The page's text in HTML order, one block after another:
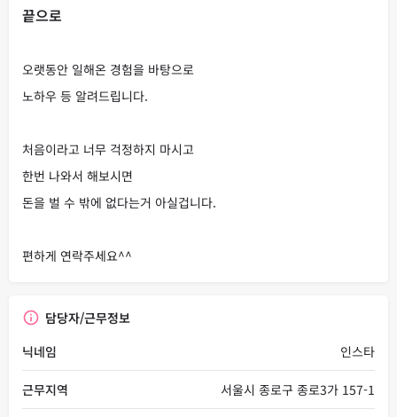
끝으로
오랫동안 일해온 경험을 바탕으로
노하우 등 알려드립니다.
처음이라고 너무 걱정하지 마시고
한번 나와서 해보시면
돈을 벌 수 밖에 없다는거 아실겁니다.
편하게 연락주세요^^
담당자/근무정보
닉네임
인스타
근무지역 서울시 종로구 종로3가 157-1